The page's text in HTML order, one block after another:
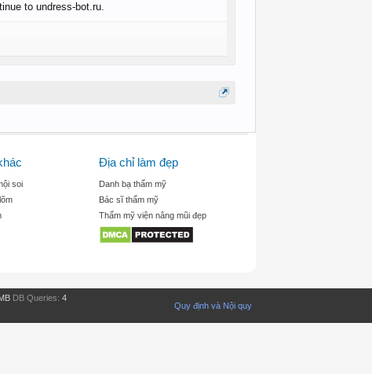
to undress-bot.ru.
soi
Địa chỉ làm đẹp
Danh bạ thẩm mỹ
Bác sĩ thẩm mỹ
Thẩm mỹ viện nâng mũi đẹp
Quy định và Nội quy
DB Queries: 4